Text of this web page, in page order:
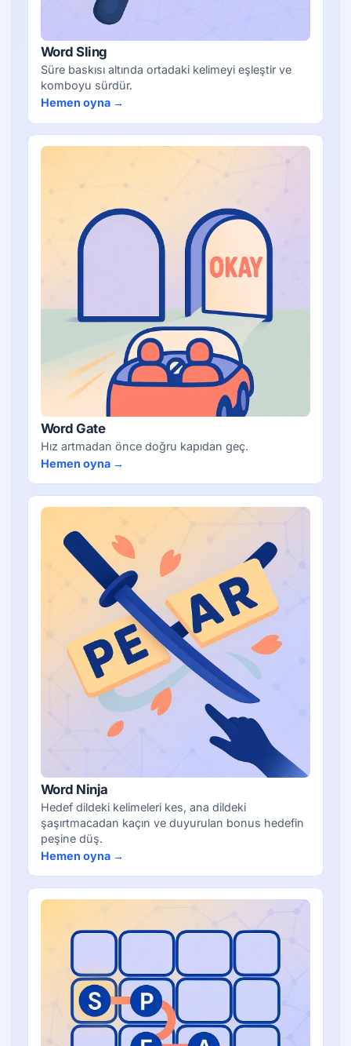
Word Sling
Süre baskısı altında ortadaki kelimeyi eşleştir ve
komboyu sürdür.
Hemen oyna →
Word Gate
Hız artmadan önce doğru kapıdan geç.
Hemen oyna →
Word Ninja
Hedef dildeki kelimeleri kes, ana dildeki
şaşırtmacadan kaçın ve duyurulan bonus hedefin
peşine düş.
Hemen oyna →